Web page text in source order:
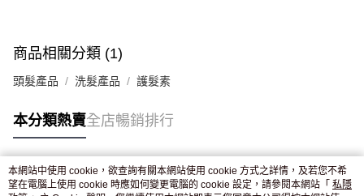
付款後門市自取，訂單確認後2-4個工作天到店，7天內取。逾期後
商品相關分類 (1)
頭髮產品 洗髮產品 護髮素
本分類熱賣全店暢銷排行
熱門標籤
本網站中使用 cookie，欲查詢有關本網站使用 cookie 方式之詳情，及若您不希
望在電腦上使用 cookie 時應如何變更電腦的 cookie 設定，請參閱本網站「 私隱